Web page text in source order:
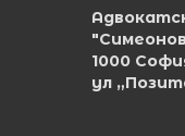
1000
ул